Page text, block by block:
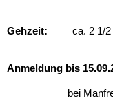
Gehzeit: ca. 2 1/2
Anmeldung bis
bei